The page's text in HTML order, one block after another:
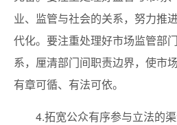
业、监管与社会的关系，努力推
代化。要注重处理好市场监管部
系，厘清部门间职责边界，使市
有章可循、有法可依。
4.拓宽公众有序参与立法的渠